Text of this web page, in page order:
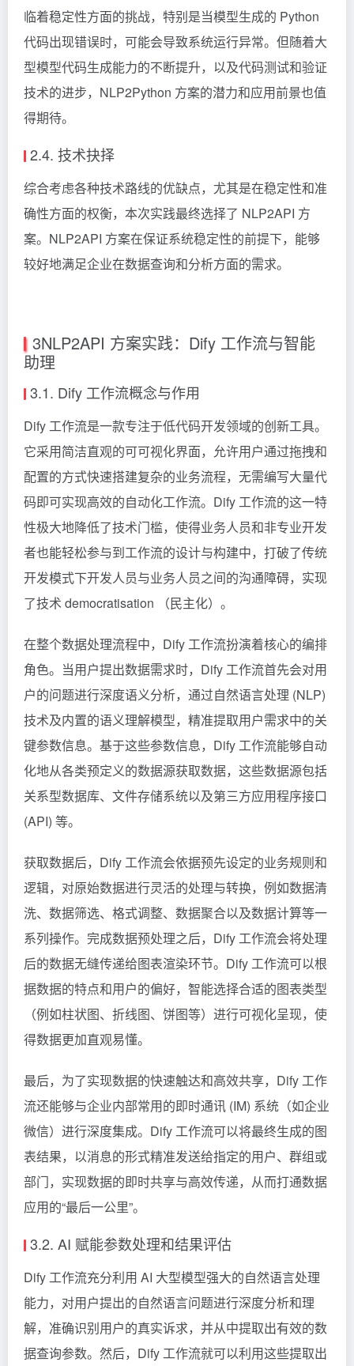
临着稳定性方面的挑战，特别是当模型生成的 Python
代码出现错误时，可能会导致系统运行异常。但随着大
型模型代码生成能力的不断提升，以及代码测试和验证
技术的进步，NLP2Python 方案的潜力和应用前景也值
得期待。
2.4. 技术抉择
综合考虑各种技术路线的优缺点，尤其是在稳定性和准
确性方面的权衡，本次实践最终选择了 NLP2API 方
案。NLP2API 方案在保证系统稳定性的前提下，能够
较好地满足企业在数据查询和分析方面的需求。
3NLP2API 方案实践：Dify 工作流与智能
助理
3.1. Dify 工作流概念与作用
Dify 工作流是一款专注于低代码开发领域的创新工具。
它采用简洁直观的可可视化界面，允许用户通过拖拽和
配置的方式快速搭建复杂的业务流程，无需编写大量代
码即可实现高效的自动化工作流。Dify 工作流的这一特
性极大地降低了技术门槛，使得业务人员和非专业开发
者也能轻松参与到工作流的设计与构建中，打破了传统
开发模式下开发人员与业务人员之间的沟通障碍，实现
了技术 democratisation （民主化）。
在整个数据处理流程中，Dify 工作流扮演着核心的编排
角色。当用户提出数据需求时，Dify 工作流首先会对用
户的问题进行深度语义分析，通过自然语言处理 (NLP)
技术及内置的语义理解模型，精准提取用户需求中的关
键参数信息。基于这些参数信息，Dify 工作流能够自动
化地从各类预定义的数据源获取数据，这些数据源包括
关系型数据库、文件存储系统以及第三方应用程序接口
(API) 等。
获取数据后，Dify 工作流会依据预先设定的业务规则和
逻辑，对原始数据进行灵活的处理与转换，例如数据清
洗、数据筛选、格式调整、数据聚合以及数据计算等一
系列操作。完成数据预处理之后，Dify 工作流会将处理
后的数据无缝传递给图表渲染环节。Dify 工作流可以根
据数据的特点和用户的偏好，智能选择合适的图表类型
（例如柱状图、折线图、饼图等）进行可视化呈现，使
得数据更加直观易懂。
最后，为了实现数据的快速触达和高效共享，Dify 工作
流还能够与企业内部常用的即时通讯 (IM) 系统（如企业
微信）进行深度集成。Dify 工作流可以将最终生成的图
表结果，以消息的形式精准发送给指定的用户、群组或
部门，实现数据的即时共享与高效传递，从而打通数据
应用的“最后一公里”。
3.2. AI 赋能参数处理和结果评估
Dify 工作流充分利用 AI 大型模型强大的自然语言处理
能力，对用户提出的自然语言问题进行深度分析和理
解，准确识别用户的真实诉求，并从中提取出有效的数
据查询参数。然后，Dify 工作流就可以利用这些提取出